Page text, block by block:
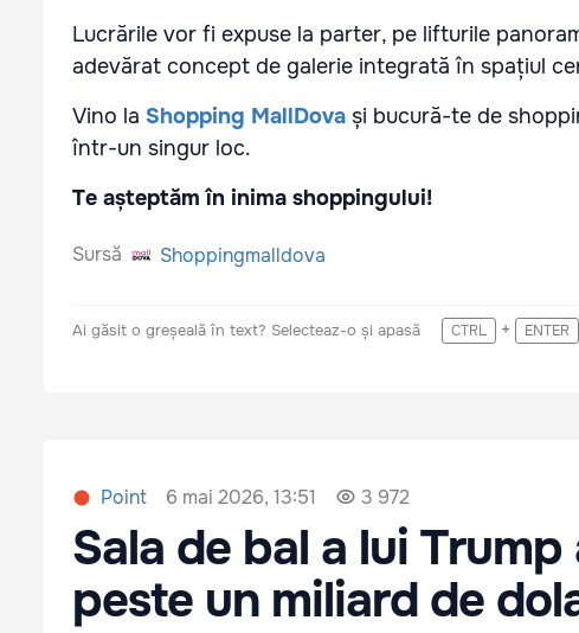
Lucrările vor fi expuse la parter, pe lifturile
adevărat concept de galerie integrată în spațiul
Vino la Shopping MallDova și bucură-te de
într-un singur loc.
Te așteptăm în inima shoppingului!
Sursă Shoppingmalldova
Ai găsit o greșeală în text? Selecteaz-o și apasă CTRL + ENTER
Point 6 mai 2026, 13:51 3 972
Sala de bal a lui
peste un miliard de